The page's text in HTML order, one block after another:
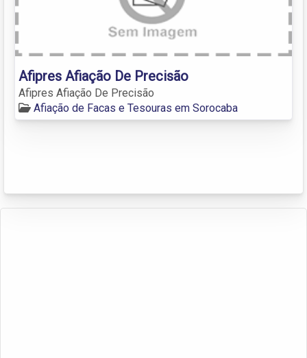
Afipres Afiação De Precisão
Afipres Afiação De Precisão
Afiação de Facas e Tesouras em Sorocaba